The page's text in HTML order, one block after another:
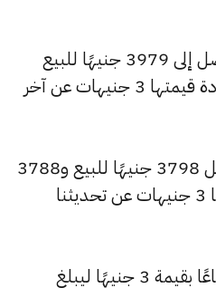
كما ارتفع سعر عيار 22 ليصل إلى 3979 جنيهًا للبيع
و3968 جنيهًا للشراء، بزيادة قيمتها 3 جنيهات عن آخر
وارتفع سعر عيار 21 ليسجل 3798 جنيهًا للبيع و3788
جنيهًا للشراء، بزيادة قدرها 3 جنيهات عن تحديثنا
كما شهد سعر عيار 18 ارتفاعًا بقيمة 3 جنيهًا ليبلغ